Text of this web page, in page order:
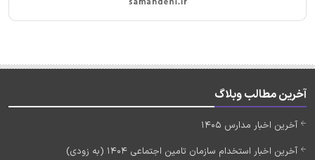
آخرین مطالب وبلاگ
آخرین اخبار مدارس 1405
آخرین اخبار استخدام سازمان تامین اجتماعی 1404 (به زودی)